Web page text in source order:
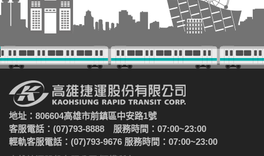
地址：806604高雄市前鎮區中安路1號
客服電話：(07)793-8888 服務時間：07:00~23:00
輕軌客服電話：(07)793-9676 服務時間：07:00~23:00